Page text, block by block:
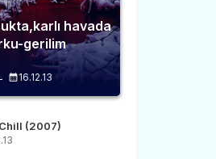
havada
gerilim
16.12.13
(2007)